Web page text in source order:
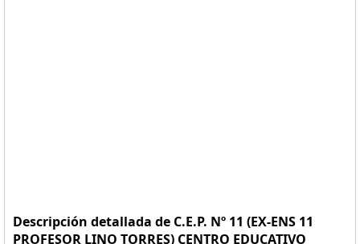
Descripción detallada de C.E.P. Nº 11 (EX-ENS 11
PROFESOR LINO TORRES) CENTRO EDUCATIVO